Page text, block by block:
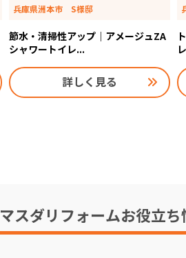
兵庫県洲本市 S様邸
節水・清掃性アップ｜アメージュZA
シャワートイレ...
詳しく見る
マスダリフォームお役立ち